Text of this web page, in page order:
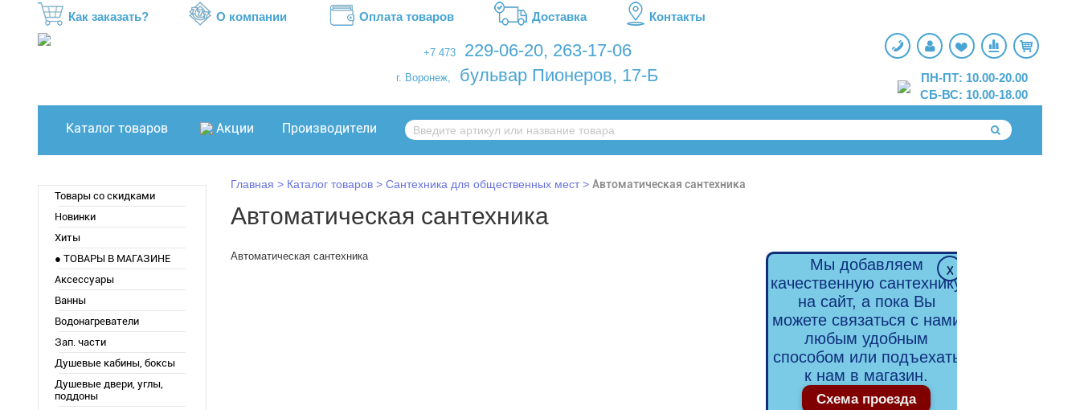
Как заказать? О компании Оплата товаров Доставка Контакты
+7 473 229-06-20, 263-17-06
г. Воронеж, бульвар Пионеров, 17-Б
ПН-ПТ: 10.00-20.00
СБ-ВС: 10.00-18.00
Каталог товаров Акции Производители
Товары со скидками
Новинки
Хиты
● ТОВАРЫ В МАГАЗИНЕ
Аксессуары
Ванны
Водонагреватели
Зап. части
Душевые кабины, боксы
Душевые двери, углы,
поддоны
Главная Каталог товаров Сантехника для общественных мест Автоматическая сантехника
Автоматическая сантехника
Автоматическая сантехника
Мы добавляем
качественную сантехнику
на сайт, а пока Вы
можете связаться с нами
любым удобным
способом или подъехать
к нам в магазин.
Схема проезда